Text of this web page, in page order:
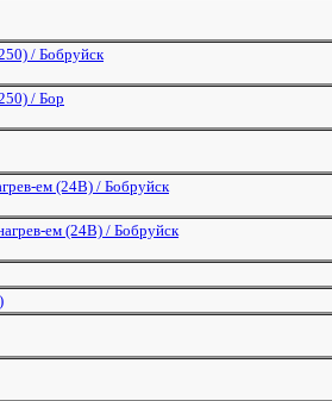
/ Бобруйск
/ Бор
ем (24В) / Бобруйск
ем (24В) / Бобруйск